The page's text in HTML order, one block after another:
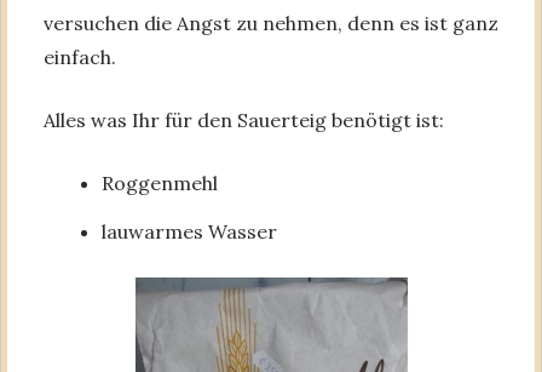
versuchen die Angst zu nehmen, denn es ist ganz
einfach.
Alles was Ihr für den Sauerteig benötigt ist:
Roggenmehl
lauwarmes Wasser